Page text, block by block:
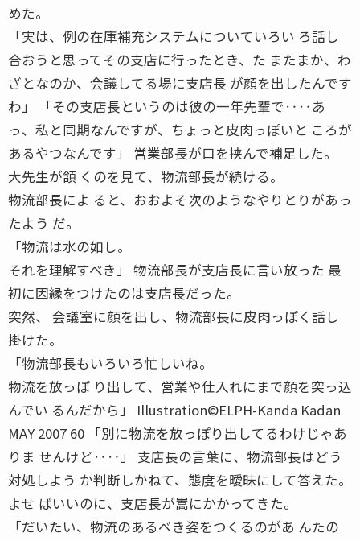
めた。
「実は、例の在庫補充システムについていろい ろ話し
合おうと思ってその支店に行ったとき、た またまか、わ
ざとなのか、会議してる場に支店長 が顔を出したんです
わ」 「その支店長というのは彼の一年先輩で‥‥あ
っ、私と同期なんですが、ちょっと皮肉っぽいと ころが
あるやつなんです」 営業部長が口を挟んで補足した。
大先生が頷 くのを見て、物流部長が続ける。
物流部長によ ると、おおよそ次のようなやりとりがあっ
たよう だ。
「物流は水の如し。
それを理解すべき」 物流部長が支店長に言い放った 最
初に因縁をつけたのは支店長だった。
突然、 会議室に顔を出し、物流部長に皮肉っぽく話し
掛けた。
「物流部長もいろいろ忙しいね。
物流を放っぽ り出して、営業や仕入れにまで顔を突っ込
んでい るんだから」 Illustration©ELPH-Kanda Kadan
MAY 2007 60 「別に物流を放っぽり出してるわけじゃあ
りま せんけど‥‥」 支店長の言葉に、物流部長はどう
対処しよう か判断しかねて、態度を曖昧にして答えた。
よせ ばいいのに、支店長が嵩にかかってきた。
「だいたい、物流のあるべき姿をつくるのがあ んたの